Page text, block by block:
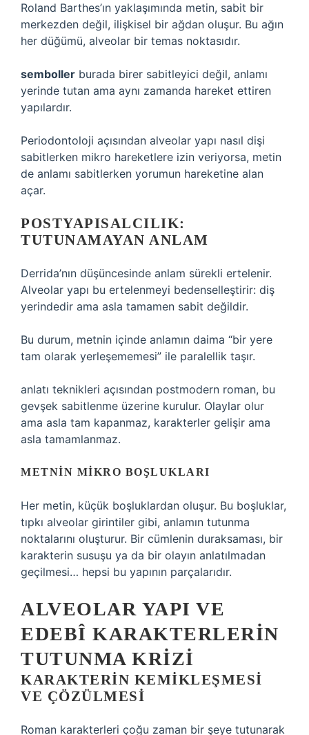
Roland Barthes’ın yaklaşımında metin, sabit bir
merkezden değil, ilişkisel bir ağdan oluşur. Bu ağın
her düğümü, alveolar bir temas noktasıdır.
semboller burada birer sabitleyici değil, anlamı
yerinde tutan ama aynı zamanda hareket ettiren
yapılardır.
Periodontoloji açısından alveolar yapı nasıl dişi
sabitlerken mikro hareketlere izin veriyorsa, metin
de anlamı sabitlerken yorumun hareketine alan
açar.
POSTYAPISALCILIK:
TUTUNAMAYAN ANLAM
Derrida’nın düşüncesinde anlam sürekli ertelenir.
Alveolar yapı bu ertelenmeyi bedenselleştirir: diş
yerindedir ama asla tamamen sabit değildir.
Bu durum, metnin içinde anlamın daima “bir yere
tam olarak yerleşememesi” ile paralellik taşır.
anlatı teknikleri açısından postmodern roman, bu
gevşek sabitlenme üzerine kurulur. Olaylar olur
ama asla tam kapanmaz, karakterler gelişir ama
asla tamamlanmaz.
METNIN MIKRO BOŞLUKLARI
Her metin, küçük boşluklardan oluşur. Bu boşluklar,
tıpkı alveolar girintiler gibi, anlamın tutunma
noktalarını oluşturur. Bir cümlenin duraksaması, bir
karakterin susuşu ya da bir olayın anlatılmadan
geçilmesi… hepsi bu yapının parçalarıdır.
ALVEOLAR YAPI VE
EDEBÎ KARAKTERLERIN
TUTUNMA KRIZI
KARAKTERIN KEMIKLEŞMESI
VE ÇÖZÜLMESI
Roman karakterleri çoğu zaman bir şeye tutunarak